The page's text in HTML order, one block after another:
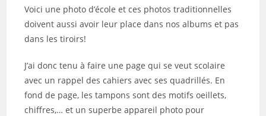
Voici une photo d’école et ces photos traditionnelles
doivent aussi avoir leur place dans nos albums et pas
dans les tiroirs!
J’ai donc tenu à faire une page qui se veut scolaire
avec un rappel des cahiers avec ses quadrillés. En
fond de page, les tampons sont des motifs oeillets,
chiffres,… et un superbe appareil photo pour